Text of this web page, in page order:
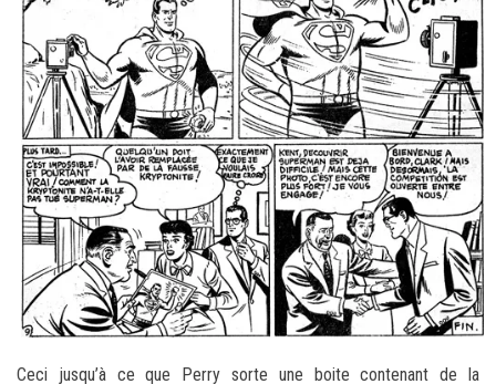
Ceci jusqu’à ce que Perry sorte une boite contenant de la